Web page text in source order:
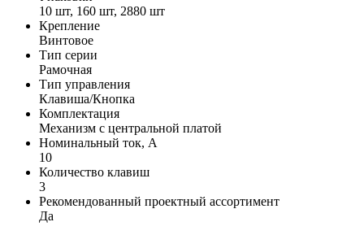
10 шт, 160 шт, 2880 шт
Крепление
Винтовое
Тип серии
Рамочная
Тип управления
Клавиша/Кнопка
Комплектация
Механизм с центральной платой
Номинальный ток, А
10
Количество клавиш
3
Рекомендованный проектный ассортимент
Да